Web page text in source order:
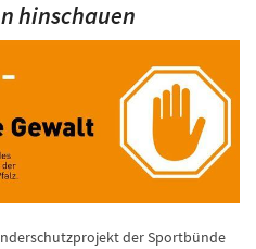
hinschauen
der Sportbünde